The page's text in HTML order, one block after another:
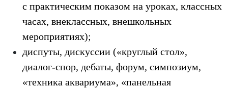
с практическим показом на уроках, классных
часах, внеклассных, внешкольных
мероприятиях);
диспуты, дискуссии («круглый стол»,
диалог-спор, дебаты, форум, симпозиум,
«техника аквариума», «панельная